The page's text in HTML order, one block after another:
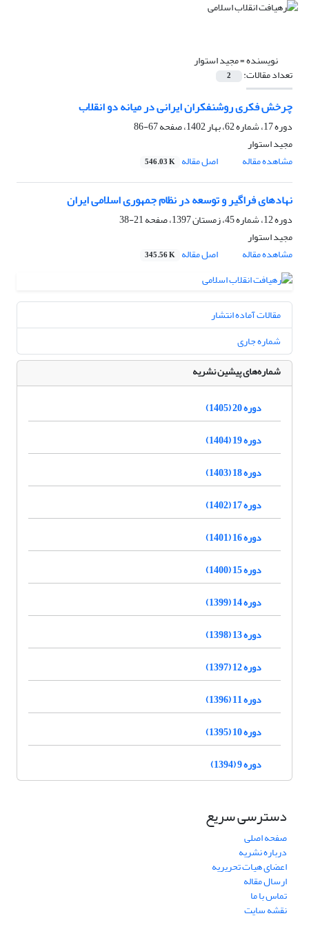
نویسنده =مجید استوار
تعداد مقالات: 2
چرخش فکری روشنفکران ایرانی در میانه دو انقلاب
دوره 17، شماره 62، بهار 1402، صفحه
67-86
مجید استوار
مشاهده مقاله
اصل مقاله 546.03 K
نهادهای فراگیر و توسعه در نظام جمهوری اسلامی ایران
دوره 12، شماره 45، زمستان 1397، صفحه
21-38
مجید استوار
مشاهده مقاله
اصل مقاله 345.56 K
مقالات آماده انتشار
شماره جاری
شماره‌های پیشین نشریه
دوره 20 (1405)
دوره 19 (1404)
دوره 18 (1403)
دوره 17 (1402)
دوره 16 (1401)
دوره 15 (1400)
دوره 14 (1399)
دوره 13 (1398)
دوره 12 (1397)
دوره 11 (1396)
دوره 10 (1395)
دوره 9 (1394)
دسترسی سریع
صفحه اصلی
درباره نشریه
اعضای هیات تحریریه
ارسال مقاله
تماس با ما
نقشه سایت